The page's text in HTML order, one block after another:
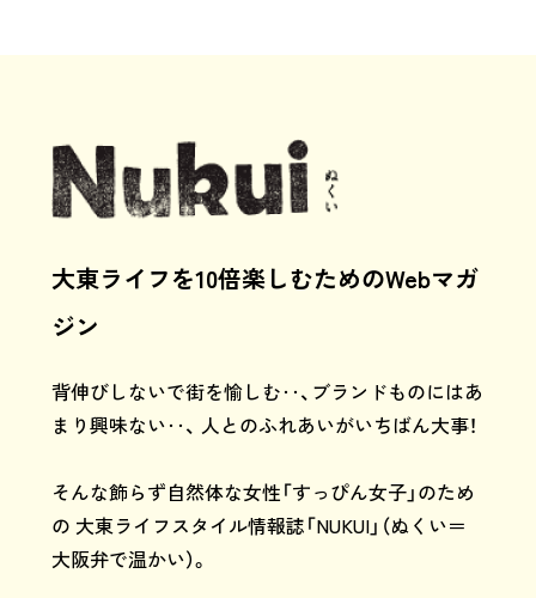
大東ライフを10倍楽しむためのWebマガ
ジン
背伸びしないで街を愉しむ‥、ブランドものにはあ
まり興味ない‥、 人とのふれあいがいちばん大事！
そんな飾らず自然体な女性「すっぴん女子」のため
の 大東ライフスタイル情報誌「NUKUI」（ぬくい＝
大阪弁で温かい）。